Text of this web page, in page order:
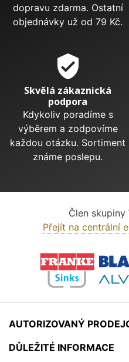
dopravu zdarma. Ostatní
objednávky už od 79 Kč.
verified_user
Skvělá zákaznická
podpora
Kdykoliv poradíme s
výběrem a zodpovíme
každou otázku. Sortiment
známe poslepu.
Člen skupiny
Přejít na centrální
AUTORIZOVANÝ
DŮLEŽITÉ INFORMACE